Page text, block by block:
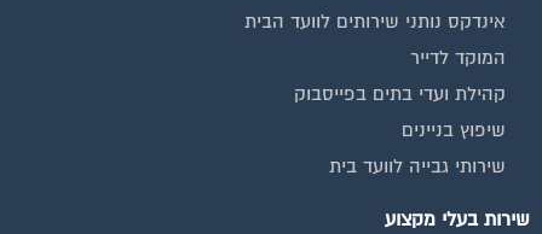
אינדקס נותני שירותים לוועד הבית
המוקד לדייר
קהילת ועדי בתים בפייסבוק
שיפוץ בניינים
שירותי גבייה לוועד בית
שירות בעלי מקצוע